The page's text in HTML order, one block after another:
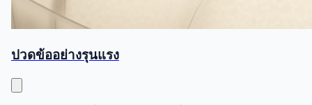
ปวดข้ออย่างรุนแรง